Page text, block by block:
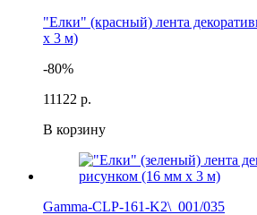
"Елки" (красный) лента
х 3 м)
-80%
111 22 р.
В корзину
Gamma-CLP-161-K2\_001/035